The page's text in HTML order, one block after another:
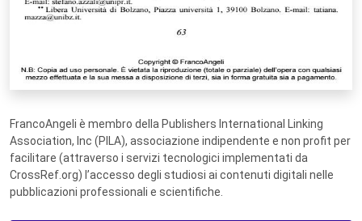
FrancoAngeli è membro della Publishers International Linking
Association, Inc (PILA), associazione indipendente e non profit per
facilitare (attraverso i servizi tecnologici implementati da
CrossRef.org) l’accesso degli studiosi ai contenuti digitali nelle
pubblicazioni professionali e scientifiche.